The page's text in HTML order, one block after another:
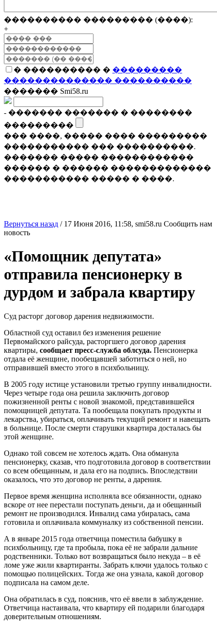
���������� ��������� (����):
+
� ���������� � ���������
�������������� ����������
������� Smi58.ru
- ������� ������� � ��������
���������
��� ����, ����� ���� ���������
����������� ��� ����������.
������� ����� ������������
������ � ������ �������������
����������� ����� � ����.
Вернуться назад / 17 Июня 2016, 11:58, smi58.ru Сообщить нам
новость
«Помощник депутата»
отправила пенсионерку в
дурдом и забрала квартиру
Суд расторг договор дарения недвижимости.
Областной суд оставил без изменения решение
Первомайского райсуда, расторгшего договор дарения
квартиры, сообщает пресс-служба облсуда. Пенсионерка
отдала её женщине, пообещавшей заботиться о ней, но
отправившей вместо этого в психбольницу.
В 2005 году истице установили третью группу инвалидности.
Через четыре года она решила заключить договор
пожизненной ренты с новой знакомой, представившейся
помощницей депутата. Та пообещала покупать продукты и
лекарства, убираться, оплачивать текущий ремонт и навещать
в больнице. После смерти старушки квартира досталась бы
этой женщине.
Однако той совсем не хотелось ждать. Она обманула
пенсионерку, сказав, что подготовила договор в соответствии
со всем обещанным, и дала его на подпись. Впоследствии
оказалось, что это договор не ренты, а дарения.
Первое время женщина исполняла все обязанности, однако
вскоре от нее перестали поступать деньги, да и обещанный
ремонт не производился. Инвалид сама убиралась, сама
готовила и оплачивала коммуналку из собственной пенсии.
А в январе 2015 года ответчица поместила бабушку в
психбольницу, где та пробыла, пока её не забрали дальние
родственники. Только вот возвращаться было некуда – в её
ломе уже жили квартиранты. Забрать ключи удалось только с
помощью полицейских. Тогда же она узнала, какой договор
подписала на самом деле.
Она обратилась в суд, пояснив, что её ввели в заблуждение.
Ответчица настаивала, что квартиру ей подарили благодаря
доверительным отношениям.